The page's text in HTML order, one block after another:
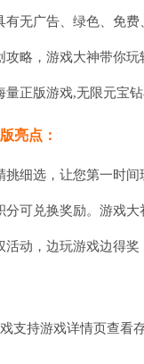
无广告、绿色、免费
略，游戏大神带你玩
正版游戏,无限元宝
亮点：
细选，让您第一时间
可兑换奖励。游戏大
动，边玩游戏边得奖
支持游戏详情页查看